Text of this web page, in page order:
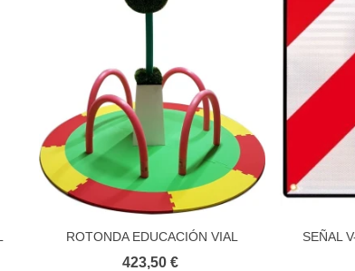
Añadir al carrito
ROTONDA EDUCACIÓN VIAL
423,50 €
SEÑAL